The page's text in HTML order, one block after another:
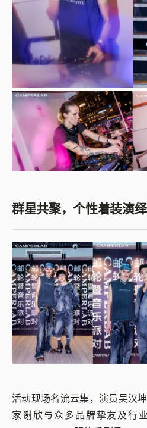
群星共聚，个性着装演
活动现场名流云集，演员吴汉
家谢欣与众多品牌挚友及行